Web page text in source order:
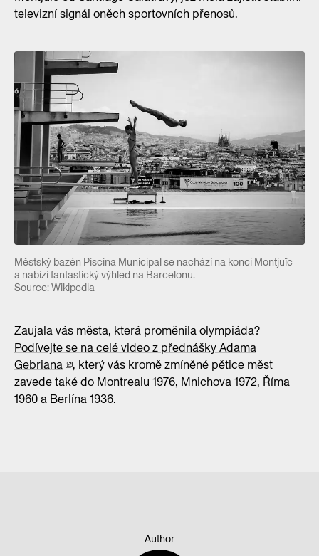
televizní signál oněch sportovních přenosů.
Městský bazén Piscina Municipal se nachází na konci Montjuïc
a nabízí fantastický výhled na Barcelonu.
Source: Wikipedia
Zaujala vás města, která proměnila olympiáda?
Podívejte se na celé video z přednášky Adama
Gebriana
, který vás kromě zmíněné pětice měst
zavede také do Montrealu 1976, Mnichova 1972, Říma
1960 a Berlína 1936.
Author